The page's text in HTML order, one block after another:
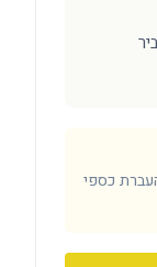
ושוקל העברת כספי